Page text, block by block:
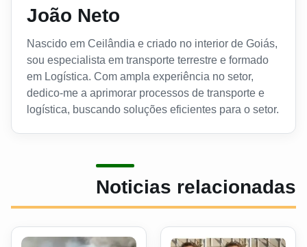
João Neto
Nascido em Ceilândia e criado no interior de Goiás,
sou especialista em transporte terrestre e formado
em Logística. Com ampla experiência no setor,
dedico-me a aprimorar processos de transporte e
logística, buscando soluções eficientes para o setor.
Noticias relacionadas